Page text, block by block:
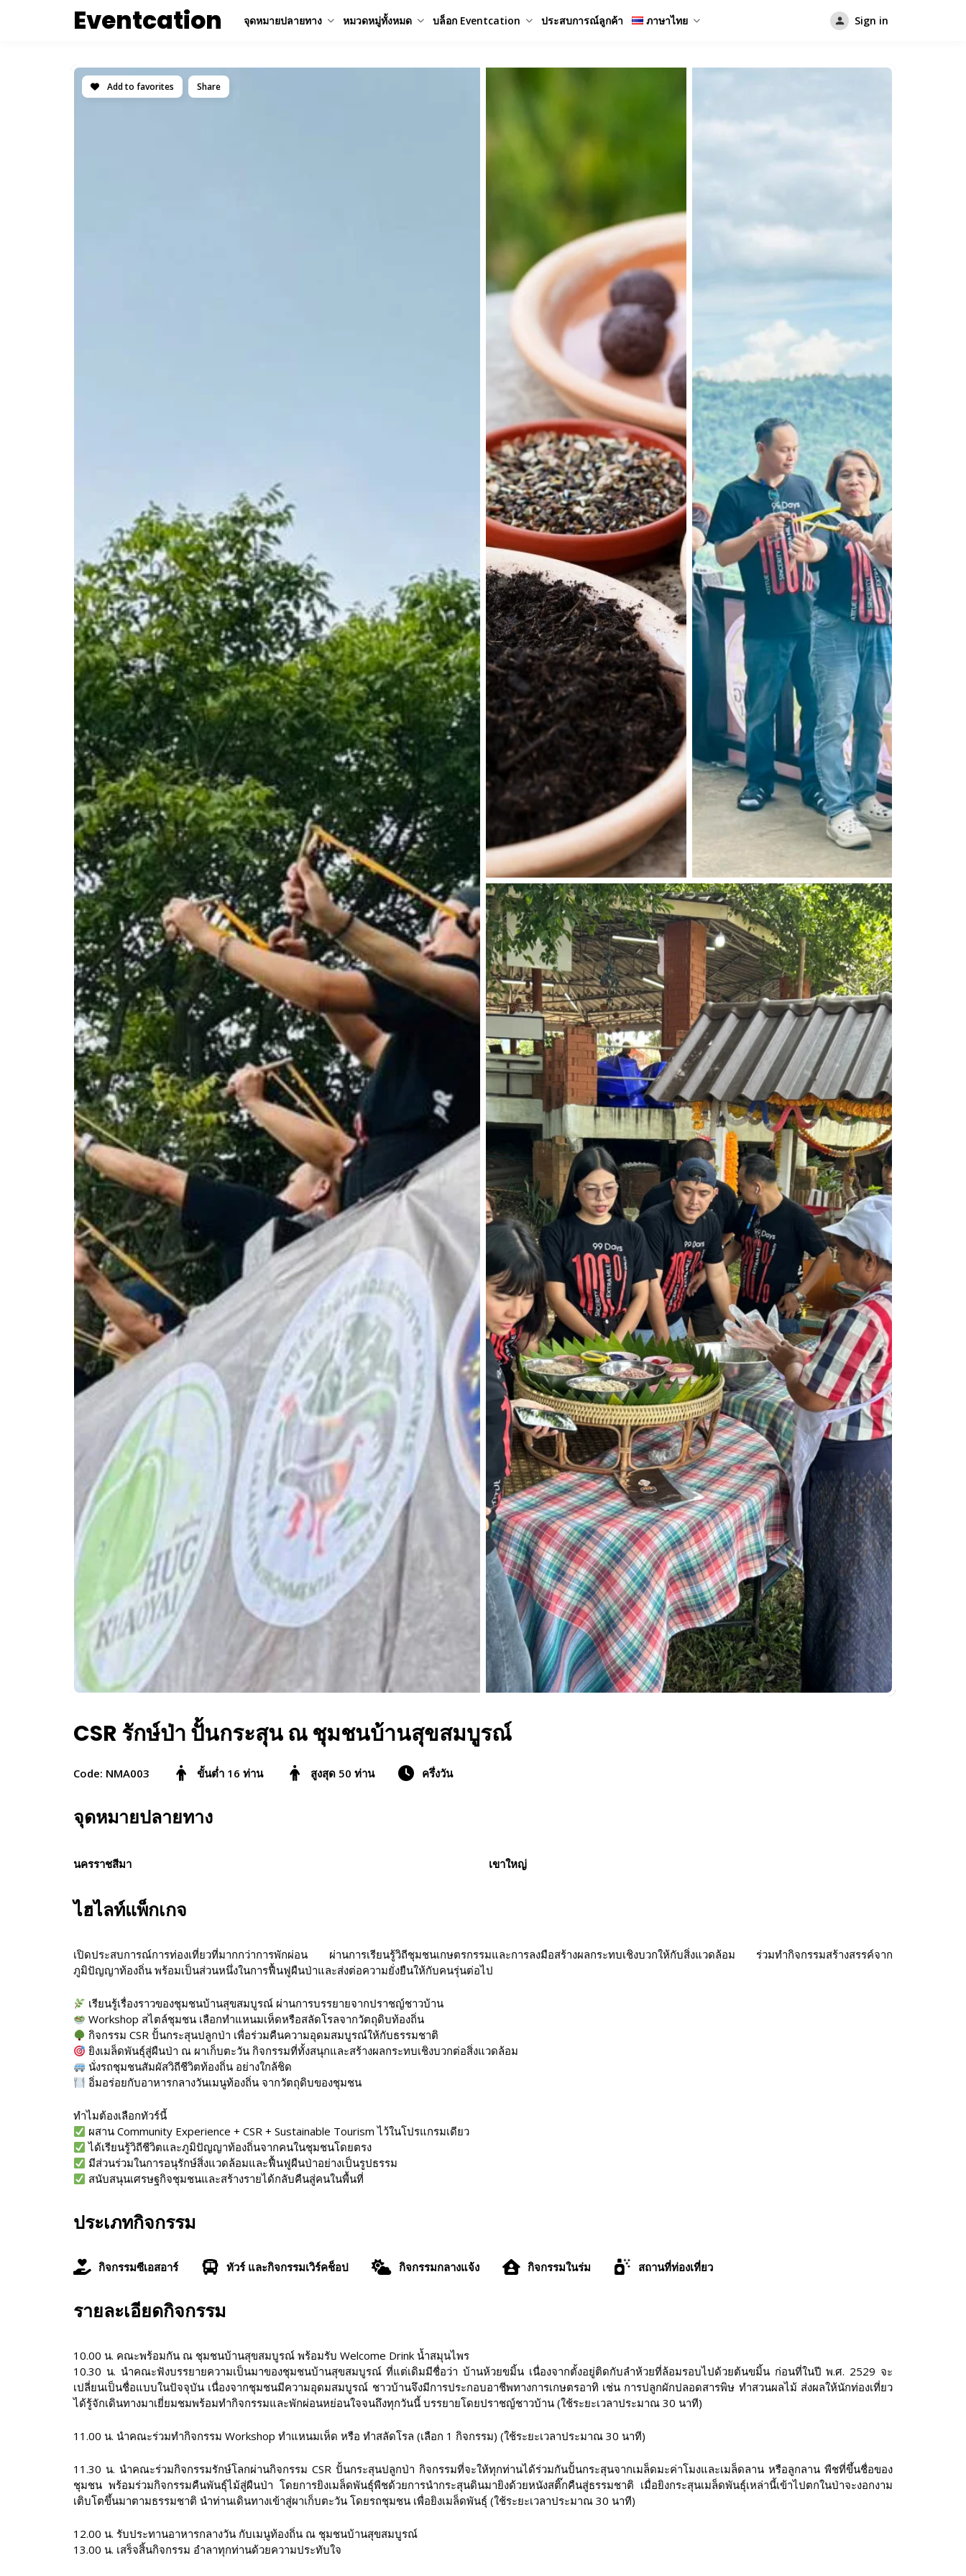
Eventcation จุดหมายปลายทาง หมวดหมู่ทั้งหมด บล็อก Eventcation ประสบการณ์ลูกค้า ภาษาไทย Sign in
Add to favorites Share
CSR รักษ์ป่า ปั้นกระสุน ณ ชุมชนบ้านสุขสมบูรณ์
Code: NMA003 ขั้นต่ำ 16 ท่าน สูงสุด 50 ท่าน ครึ่งวัน
จุดหมายปลายทาง
นครราชสีมา เขาใหญ่
ไฮไลท์แพ็กเกจ
เปิดประสบการณ์การท่องเที่ยวที่มากกว่าการพักผ่อน ผ่านการเรียนรู้วิถีชุมชนเกษตรกรรมและการลงมือสร้างผลกระทบเชิงบวกให้กับสิ่งแวดล้อม ร่วมทำกิจกรรมสร้างสรรค์จาก
ภูมิปัญญาท้องถิ่น พร้อมเป็นส่วนหนึ่งในการฟื้นฟูผืนป่าและส่งต่อความยั่งยืนให้กับคนรุ่นต่อไป
เรียนรู้เรื่องราวของชุมชนบ้านสุขสมบูรณ์ ผ่านการบรรยายจากปราชญ์ชาวบ้าน
Workshop สไตล์ชุมชน เลือกทำแหนมเห็ดหรือสลัดโรลจากวัตถุดิบท้องถิ่น
กิจกรรม CSR ปั้นกระสุนปลูกป่า เพื่อร่วมคืนความอุดมสมบูรณ์ให้กับธรรมชาติ
ยิงเมล็ดพันธุ์สู่ผืนป่า ณ ผาเก็บตะวัน กิจกรรมที่ทั้งสนุกและสร้างผลกระทบเชิงบวกต่อสิ่งแวดล้อม
นั่งรถชุมชนสัมผัสวิถีชีวิตท้องถิ่น อย่างใกล้ชิด
อิ่มอร่อยกับอาหารกลางวันเมนูท้องถิ่น จากวัตถุดิบของชุมชน
ทำไมต้องเลือกทัวร์นี้
ผสาน Community Experience + CSR + Sustainable Tourism ไว้ในโปรแกรมเดียว
ได้เรียนรู้วิถีชีวิตและภูมิปัญญาท้องถิ่นจากคนในชุมชนโดยตรง
มีส่วนร่วมในการอนุรักษ์สิ่งแวดล้อมและฟื้นฟูผืนป่าอย่างเป็นรูปธรรม
สนับสนุนเศรษฐกิจชุมชนและสร้างรายได้กลับคืนสู่คนในพื้นที่
ประเภทกิจกรรม
กิจกรรมซีเอสอาร์ ทัวร์ และกิจกรรมเวิร์คช็อป กิจกรรมกลางแจ้ง กิจกรรมในร่ม สถานที่ท่องเที่ยว
รายละเอียดกิจกรรม
10.00 น. คณะพร้อมกัน ณ ชุมชนบ้านสุขสมบูรณ์ พร้อมรับ Welcome Drink น้ำสมุนไพร
10.30 น. นำคณะฟังบรรยายความเป็นมาของชุมชนบ้านสุขสมบูรณ์ ที่แต่เดิมมีชื่อว่า บ้านห้วยขมิ้น เนื่องจากตั้งอยู่ติดกับลำห้วยที่ล้อมรอบไปด้วยต้นขมิ้น ก่อนที่ในปี พ.ศ. 2529 จะ
เปลี่ยนเป็นชื่อแบบในปัจจุบัน เนื่องจากชุมชนมีความอุดมสมบูรณ์ ชาวบ้านจึงมีการประกอบอาชีพทางการเกษตรอาทิ เช่น การปลูกผักปลอดสารพิษ ทำสวนผลไม้ ส่งผลให้นักท่องเที่ยว
ได้รู้จักเดินทางมาเยี่ยมชมพร้อมทำกิจกรรมและพักผ่อนหย่อนใจจนถึงทุกวันนี้ บรรยายโดยปราชญ์ชาวบ้าน (ใช้ระยะเวลาประมาณ 30 นาที)
11.00 น. นำคณะร่วมทำกิจกรรม Workshop ทำแหนมเห็ด หรือ ทำสลัดโรล (เลือก 1 กิจกรรม) (ใช้ระยะเวลาประมาณ 30 นาที)
11.30 น. นำคณะร่วมกิจกรรมรักษ์โลกผ่านกิจกรรม CSR ปั้นกระสุนปลูกป่า กิจกรรมที่จะให้ทุกท่านได้ร่วมกันปั้นกระสุนจากเมล็ดมะค่าโมงและเมล็ดลาน หรือลูกลาน พืชที่ขึ้นชื่อของ
ชุมชน พร้อมร่วมกิจกรรมคืนพันธุ์ไม้สู่ผืนป่า โดยการยิงเมล็ดพันธุ์พืชด้วยการนำกระสุนดินมายิงด้วยหนังสติ๊กคืนสู่ธรรมชาติ เมื่อยิงกระสุนเมล็ดพันธุ์เหล่านี้เข้าไปตกในป่าจะงอกงาม
เติบโตขึ้นมาตามธรรมชาติ นำท่านเดินทางเข้าสู่ผาเก็บตะวัน โดยรถชุมชน เพื่อยิงเมล็ดพันธุ์ (ใช้ระยะเวลาประมาณ 30 นาที)
12.00 น. รับประทานอาหารกลางวัน กับเมนูท้องถิ่น ณ ชุมชนบ้านสุขสมบูรณ์
13.00 น. เสร็จสิ้นกิจกรรม อำลาทุกท่านด้วยความประทับใจ